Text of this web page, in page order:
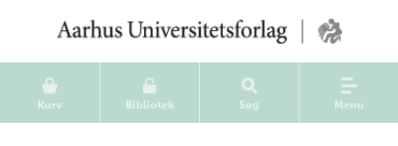
Kurv Bibliotek Søg Menu